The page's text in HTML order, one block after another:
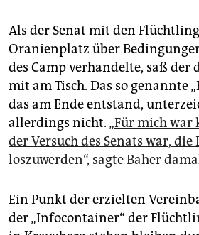
Als der Senat mit den
Oranienplatz über
des Camp verhandelte, saß der
mit am Tisch. Das so genannte
das am Ende entstand,
allerdings nicht. „Für mich war
der Versuch des Senats war,
loszuwerden“, sagte Baher
Ein Punkt der erzielten
der „Infocontainer“ der